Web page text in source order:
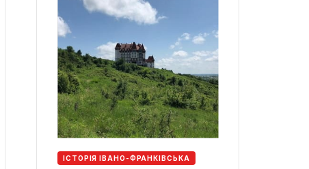
ІСТОРІЯ ІВАНО-ФРАНКІВСЬКА